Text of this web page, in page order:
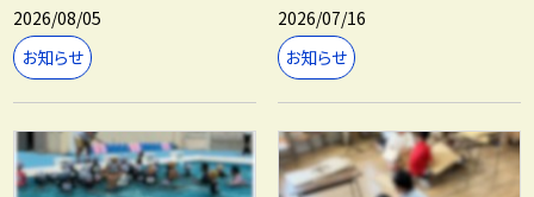
2026/08/05
お知らせ
2026/07/16
お知らせ